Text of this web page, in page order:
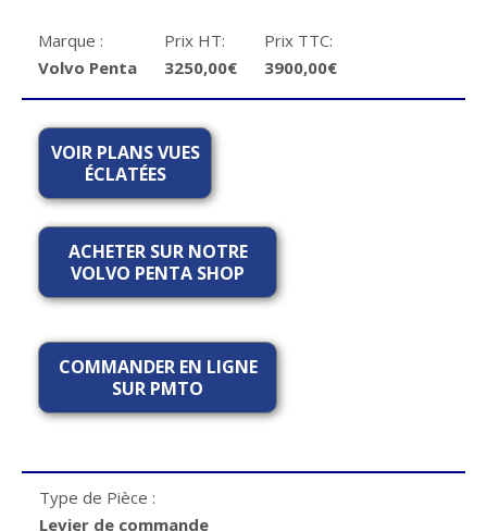
Marque :
Volvo Penta
Prix HT:
3250,00€
Prix TTC:
3900,00€
VOIR PLANS VUES
ÉCLATÉES
ACHETER SUR NOTRE
VOLVO PENTA SHOP
COMMANDER EN LIGNE
SUR PMTO
Type de Pièce :
Levier de commande